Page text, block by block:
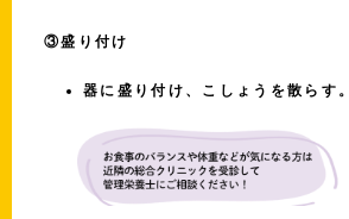
③盛り付け
器に盛り付け、こしょうを散らす。